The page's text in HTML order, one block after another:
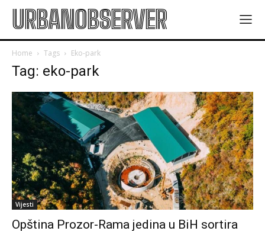
URBANOBSERVER
Home Tags Eko-park
Tag: eko-park
Vijesti
Opština Prozor-Rama jedina u BiH sortira